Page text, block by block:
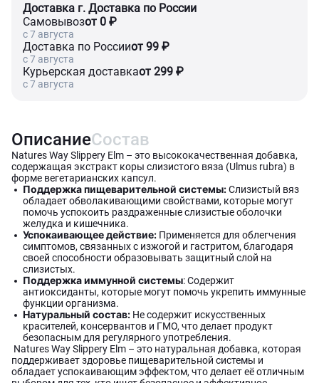
Доставка г. Доставка по России
Самовывозот 0 ₽
c 7 августа
Доставка по Россииот 99 ₽
c 7 августа
Курьерская доставкаот 299 ₽
c 7 августа
ОписаниеСостав
Natures Way Slippery Elm – это высококачественная добавка,
содержащая экстракт коры слизистого вяза (Ulmus rubra) в
форме вегетарианских капсул.
Поддержка пищеварительной системы:Слизистый вяз
обладает обволакивающими свойствами, которые могут
помочь успокоить раздраженные слизистые оболочки
желудка и кишечника.
Успокаивающее действие: Применяется для облегчения
симптомов, связанных с изжогой и гастритом, благодаря
своей способности образовывать защитный слой на
слизистых.
Поддержка иммунной системы: Содержит
антиоксиданты, которые могут помочь укрепить иммунные
функции организма.
Натуральный состав: Не содержит искусственных
красителей, консервантов и ГМО, что делает продукт
безопасным для регулярного употребления.
Natures Way Slippery Elm – это натуральная добавка, которая
поддерживает здоровье пищеварительной системы и
обладает успокаивающим эффектом, что делает её отличным